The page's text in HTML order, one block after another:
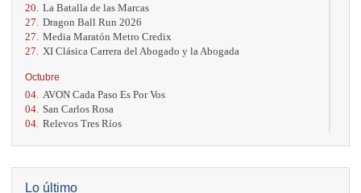
20. La Batalla de las Marcas
27. Dragon Ball Run 2026
27. Media Maratón Metro Credix
27.
XI Clásica Carrera del Abogado y la Abogada
Octubre
04. AVON Cada Paso Es Por Vos
04. San Carlos Rosa
04. Relevos Tres Ríos
17. Caribe Paradise Run
18.
Casa Turire Trail Run
Lo último